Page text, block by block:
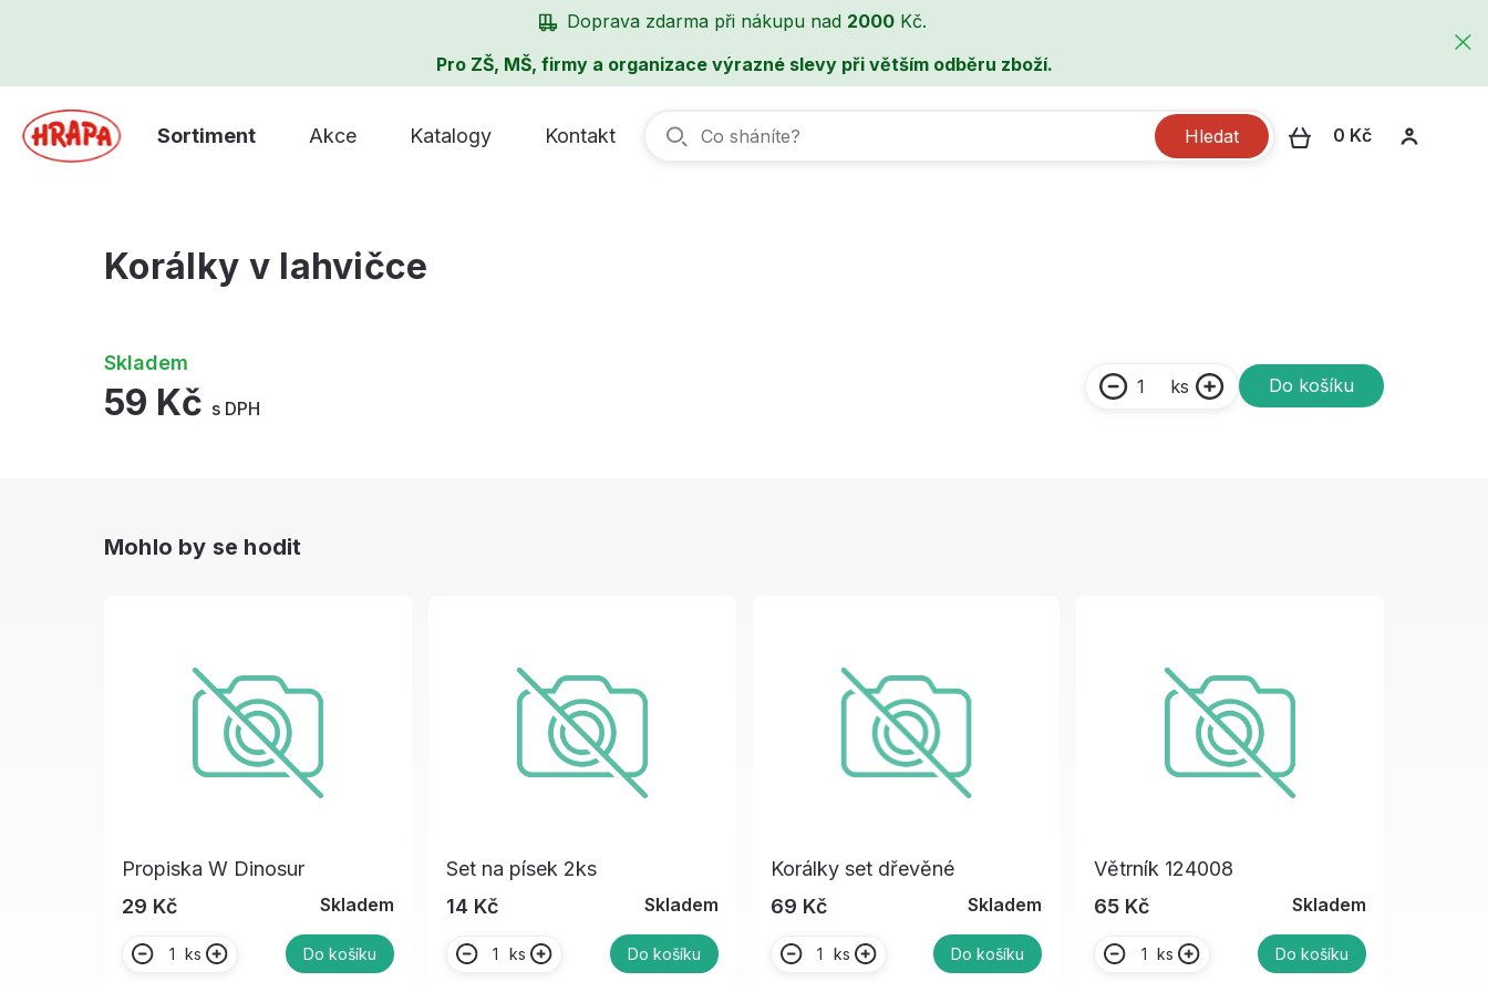
Doprava zdarma při nákupu nad 2000 Kč.
Pro ZŠ, MŠ, firmy a organizace výrazné slevy při větším odběru zboží.
Sortiment Akce Katalogy Kontakt Hledat 0 Kč
Korálky v lahvičce
Skladem
59 Kč s DPH
ks Do košíku
Mohlo by se hodit
Propiska W Dinosur
29 Kč
Skladem
ks Do košíku
Set na písek 2ks
14 Kč
Skladem
ks Do košíku
Korálky set dřevěné
69 Kč
Skladem
ks Do košíku
Větrník 124008
65 Kč
Skladem
ks Do košíku